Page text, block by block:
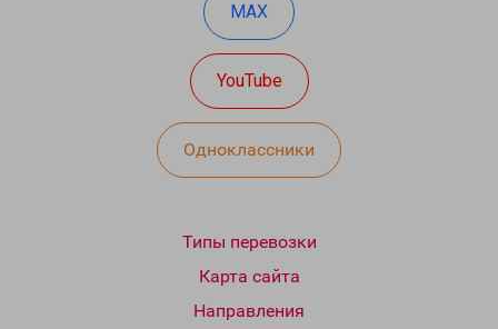
MAX
YouTube
Одноклассники
Типы перевозки
Карта сайта
Направления